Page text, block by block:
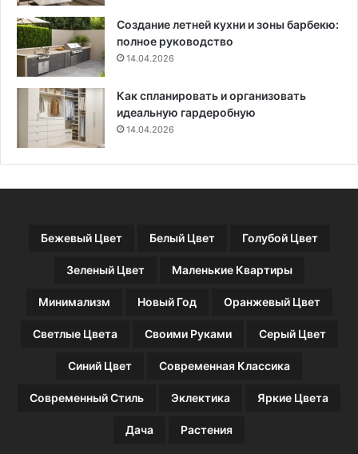
к
а
п
о
ч
Создание летней кухни и зоны барбекю:
полное руководство
14.04.2026
Как спланировать и организовать
идеальную гардеробную
14.04.2026
Бежевый Цвет Белый Цвет Голубой Цвет
Зеленый Цвет Маленькие Квартиры
Минимализм Новый Год Оранжевый Цвет
Светлые Цвета Своими Руками Серый Цвет
Синий Цвет Современная Классика
Современный Стиль Эклектика Яркие Цвета
Дача Растения